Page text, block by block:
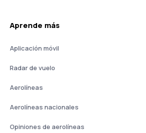
Aprende más
Aplicación móvil
Radar de vuelo
Aerolíneas
Aerolíneas nacionales
Opiniones de aerolíneas